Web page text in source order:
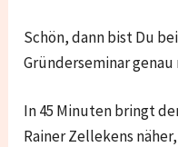
Schön, dann bist Du
Gründerseminar
In 45 Minuten bringt
Rainer Zellekens